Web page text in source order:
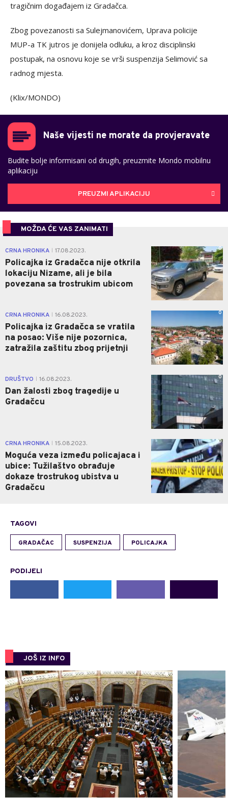
tragičnim događajem iz Gradačca.
Zbog povezanosti sa Sulejmanovićem, Uprava policije
MUP-a TK jutros je donijela odluku, a kroz disciplinski
postupak, na osnovu koje se vrši suspenzija Selimović sa
radnog mjesta.
(Klix/MONDO)
Naše vijesti ne morate da provjeravate
Budite bolje informisani od drugih, preuzmite Mondo mobilnu
aplikaciju
PREUZMI APLIKACIJU
MOŽDA ĆE VAS ZANIMATI
CRNA HRONIKA 17.08.2023.
Policajka iz Gradačca nije otkrila
lokaciju Nizame, ali je bila
povezana sa trostrukim ubicom
0
CRNA HRONIKA 16.08.2023.
Policajka iz Gradačca se vratila
na posao: Više nije pozornica,
zatražila zaštitu zbog prijetnji
0
DRUŠTVO 16.08.2023.
Dan žalosti zbog tragedije u
Gradačcu
0
CRNA HRONIKA 15.08.2023.
Moguća veza između policajaca i
ubice: Tužilaštvo obrađuje
dokaze trostrukog ubistva u
Gradačcu
0
TAGOVI
GRADAČAC SUSPENZIJA POLICAJKA
PODIJELI
JOŠ IZ INFO
0